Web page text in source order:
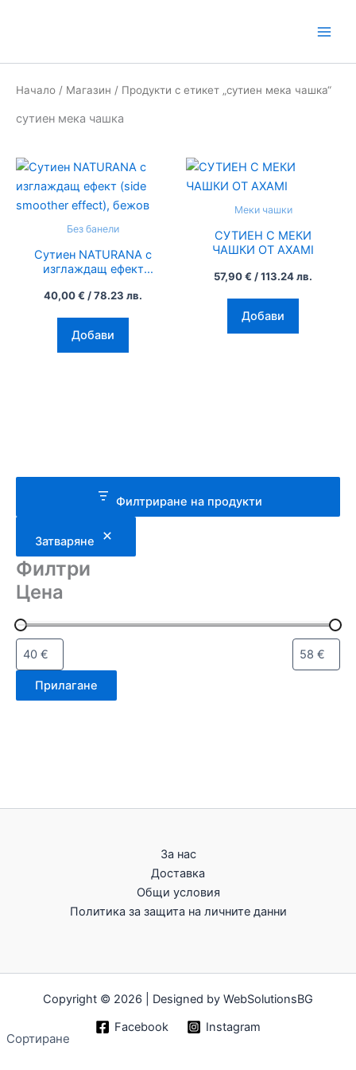
Филтриране на продукти
Затваряне
Филтри
Цена
Прилагане
Начало / Магазин / Продукти с етикет „сутиен мека чашка“
сутиен мека чашка
Без банели
Сутиен NATURANA с
изглаждащ ефект
бежов
40,00€ / 78.23 лв.
Добави
Меки чашки
СУТИЕН С МЕКИ
ЧАШКИ ОТ AXAMI
57,90€ / 113.24 лв.
Добави
За нас
Доставка
Общи условия
Политика за защита на личните данни
Copyright © 2026 | Designed by WebSolutionsBG
Facebook
Instagram